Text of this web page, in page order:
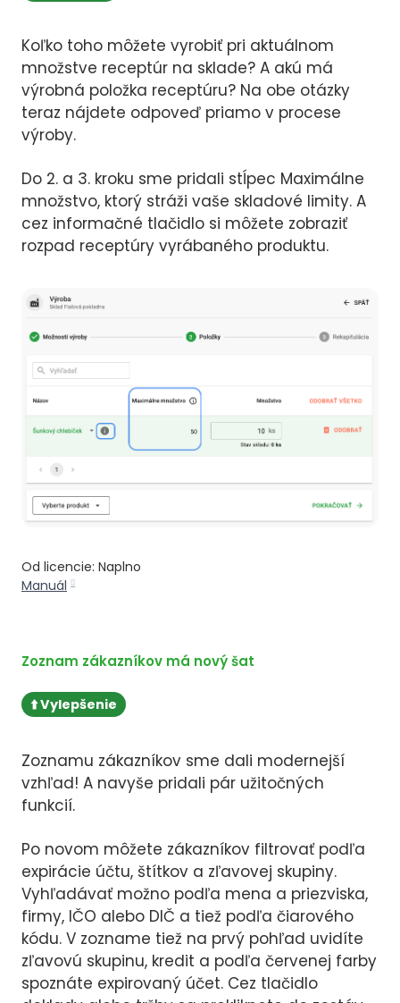
Koľko toho môžete vyrobiť pri aktuálnom
množstve receptúr na sklade? A akú má
výrobná položka receptúru? Na obe otázky
teraz nájdete odpoveď priamo v procese
výroby.
Do 2. a 3. kroku sme pridali stĺpec Maximálne
množstvo, ktorý stráži vaše skladové limity. A
cez informačné tlačidlo si môžete zobraziť
rozpad receptúry vyrábaného produktu.
Od licencie: Naplno
Manuál
Zoznam zákazníkov má nový šat
⬆️ Vylepšenie
Zoznamu zákazníkov sme dali modernejší
vzhľad! A navyše pridali pár užitočných
funkcií.
Po novom môžete zákazníkov filtrovať podľa
expirácie účtu, štítkov a zľavovej skupiny.
Vyhľadávať možno podľa mena a priezviska,
firmy, IČO alebo DIČ a tiež podľa čiarového
kódu. V zozname tiež na prvý pohľad uvidíte
zľavovú skupinu, kredit a podľa červenej farby
spoznáte expirovaný účet. Cez tlačidlo